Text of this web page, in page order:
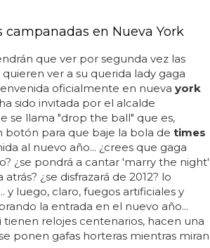
campanadas en Nueva York
que ver por segunda vez las
ver a su querida lady gaga
oficialmente en nueva york
sido invitada por el alcalde
se llama "drop the ball" que es,
botón para que baje la bola de times
al nuevo año... ¿crees que gaga
¿se pondrá a cantar 'marry the night'
¿se disfrazará de 2012? lo
y luego, claro, fuegos artificiales y
la entrada en el nuevo año...
tienen relojes centenarios, hacen una
ponen gafas horteras mientras miran